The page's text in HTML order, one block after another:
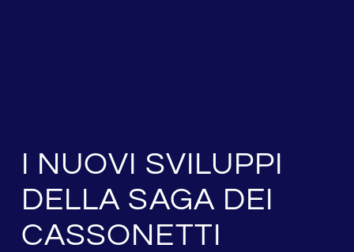
I NUOVI SVILUPPI
DELLA SAGA DEI
CASSONETTI